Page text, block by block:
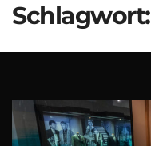
Schlagwort: